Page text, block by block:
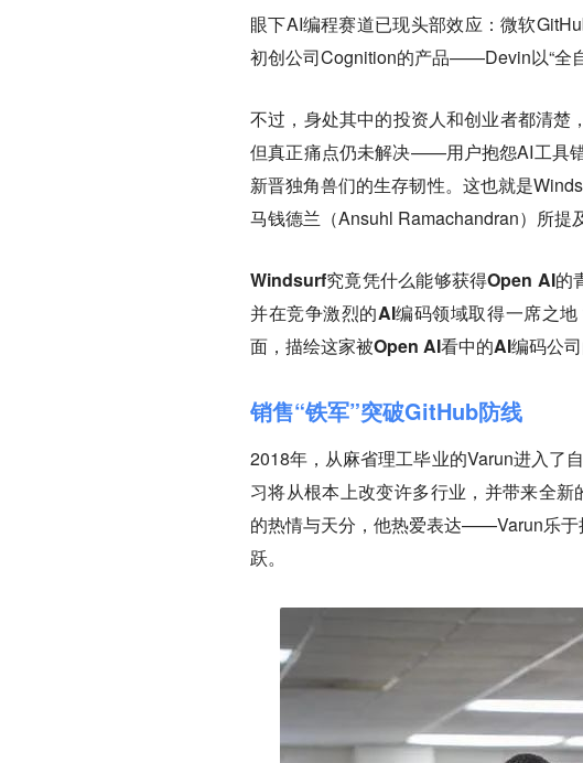
眼下AI编程赛道已现头部效应：微软
初创公司Cognition的产品——Devin以“全自
不过，身处其中的投资人和创业者都清楚
但真正痛点仍未解决——用户抱怨AI工具
新晋独角兽们的生存韧性。这也就是
马钱德兰（Ansuhl Ramachandran）所提
Windsurf究竟凭什么能够获得Open AI的
并在竞争激烈的AI编码领域取得一席之
面，描绘这家被Open AI看中的AI编码公司
销售“铁军”突破GitHub防线
2018年，从麻省理工毕业的Varun进入
习将从根本上改变许多行业，并带来全
的热情与天分，他热爱表达——Varun乐
跃。